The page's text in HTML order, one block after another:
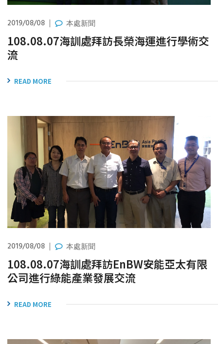
2019/08/08 本處新聞
108.08.07海訓處拜訪長榮海運進行學術交
流
READ MORE
2019/08/08 本處新聞
108.08.07海訓處拜訪EnBW安能亞太有限
公司進行綠能產業發展交流
READ MORE